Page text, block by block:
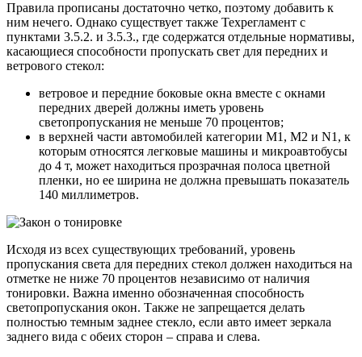
Правила прописаны достаточно четко, поэтому добавить к
ним нечего. Однако существует также Техрегламент с
пунктами 3.5.2. и 3.5.3., где содержатся отдельные нормативы,
касающиеся способности пропускать свет для передних и
ветрового стекол:
ветровое и передние боковые окна вместе с окнами
передних дверей должны иметь уровень
светопропускания не меньше 70 процентов;
в верхней части автомобилей категории M1, M2 и N1, к
которым относятся легковые машины и микроавтобусы
до 4 т, может находиться прозрачная полоса цветной
пленки, но ее ширина не должна превышать показатель
140 миллиметров.
Исходя из всех существующих требований, уровень
пропускания света для передних стекол должен находиться на
отметке не ниже 70 процентов независимо от наличия
тонировки. Важна именно обозначенная способность
светопропускания окон. Также не запрещается делать
полностью темным заднее стекло, если авто имеет зеркала
заднего вида с обеих сторон – справа и слева.